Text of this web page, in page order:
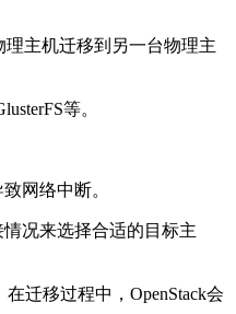
主机迁移到另一台物理主
等。
网络中断。
况来选择合适的目标主
迁移过程中，OpenStack会